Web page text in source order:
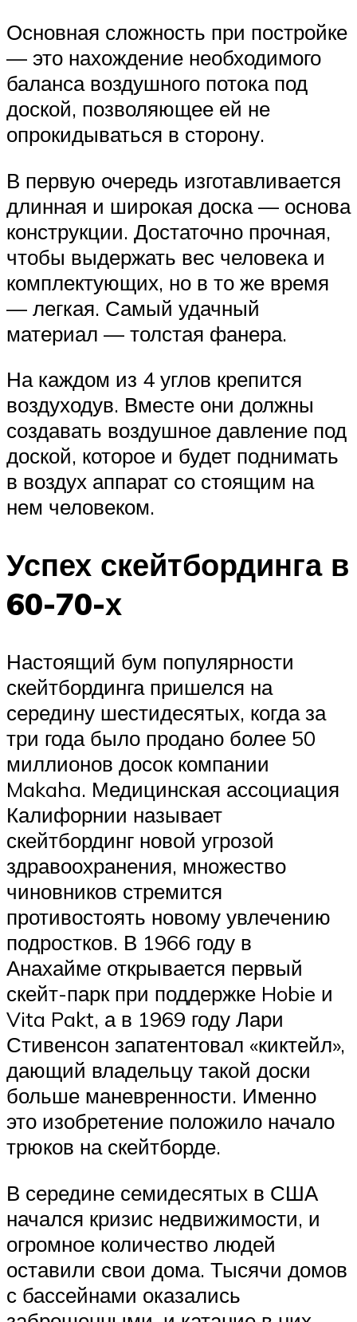
Основная сложность при постройке
— это нахождение необходимого
баланса воздушного потока под
доской, позволяющее ей не
опрокидываться в сторону.
В первую очередь изготавливается
длинная и широкая доска — основа
конструкции. Достаточно прочная,
чтобы выдержать вес человека и
комплектующих, но в то же время
— легкая. Самый удачный
материал — толстая фанера.
На каждом из 4 углов крепится
воздуходув. Вместе они должны
создавать воздушное давление под
доской, которое и будет поднимать
в воздух аппарат со стоящим на
нем человеком.
Успех скейтбординга в
60-70-х
Настоящий бум популярности
скейтбординга пришелся на
середину шестидесятых, когда за
три года было продано более 50
миллионов досок компании
Makaha. Медицинская ассоциация
Калифорнии называет
скейтбординг новой угрозой
здравоохранения, множество
чиновников стремится
противостоять новому увлечению
подростков. В 1966 году в
Анахайме открывается первый
скейт-парк при поддержке Hobie и
Vita Pakt, а в 1969 году Лари
Стивенсон запатентовал «киктейл»,
дающий владельцу такой доски
больше маневренности. Именно
это изобретение положило начало
трюков на скейтборде.
В середине семидесятых в США
начался кризис недвижимости, и
огромное количество людей
оставили свои дома. Тысячи домов
с бассейнами оказались